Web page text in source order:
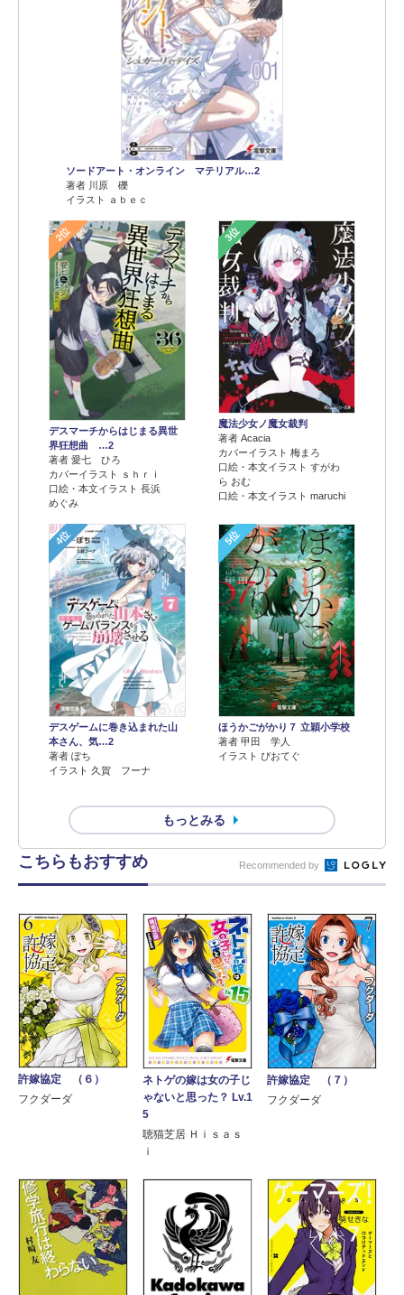
ソードアート・オンライン マテリアル…2
著者 川原 礫
イラスト ａｂｅｃ
2位
デスマーチからはじまる異世
界狂想曲 …2
著者 愛七 ひろ
カバーイラスト ｓｈｒｉ
口絵・本文イラスト 長浜
めぐみ
3位
魔法少女ノ魔女裁判
著者 Acacia
カバーイラスト 梅まろ
口絵・本文イラスト すがわ
ら おむ
口絵・本文イラスト maruchi
4位
デスゲームに巻き込まれた山
本さん、気…2
著者 ぽち
イラスト 久賀 フーナ
5位
ほうかごがかり７ 立穎小学校
著者 甲田 学人
イラスト ぴおてぐ
もっとみる
こちらもおすすめ Recommended by
許嫁協定 （６）
フクダーダ
ネトゲの嫁は女の子じ
ゃないと思った？ Lv.1
5
聴猫芝居 Ｈｉｓａｓ
ｉ
許嫁協定 （７）
フクダーダ